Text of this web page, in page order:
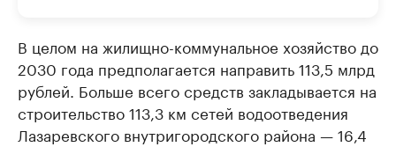
В целом на жилищно-коммунальное хозяйство до
2030 года предполагается направить 113,5 млрд
рублей. Больше всего средств закладывается на
строительство 113,3 км сетей водоотведения
Лазаревского внутригородского района — 16,4